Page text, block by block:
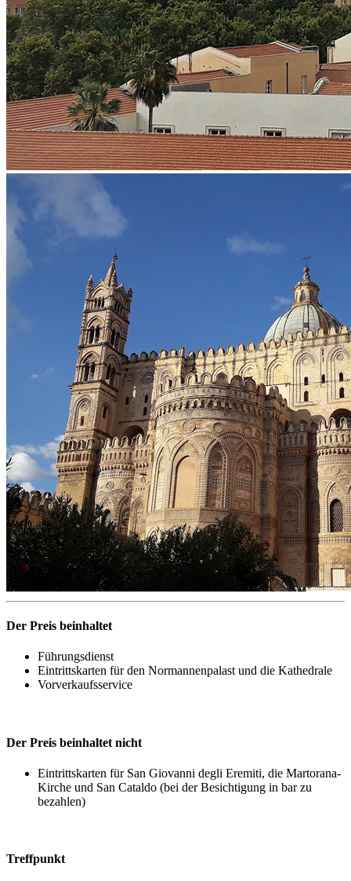
Der Preis beinhaltet
Führungsdienst
Eintrittskarten für den Normannenpalast und die Kathedrale
Vorverkaufsservice
Der Preis beinhaltet nicht
Eintrittskarten für San Giovanni degli Eremiti, die Martorana-
Kirche und San Cataldo (bei der Besichtigung in bar zu
bezahlen)
Treffpunkt